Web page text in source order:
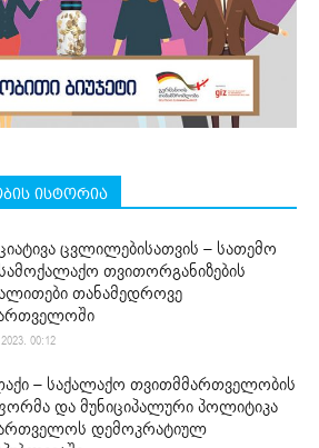
ისტორია
ცვლილებისათვის – სათემო
თვითორგანიზების
თანამედროვე
00:12
– საქალაქო თვითმმართველობის
და მუნიციპალური პოლიტიკა
დემოკრატიულ